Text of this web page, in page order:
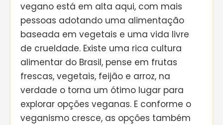
vegano está em alta aqui, com mais
pessoas adotando uma alimentação
baseada em vegetais e uma vida livre
de crueldade. Existe uma rica cultura
alimentar do Brasil, pense em frutas
frescas, vegetais, feijão e arroz, na
verdade o torna um ótimo lugar para
explorar opções veganas. E conforme o
veganismo cresce, as opções também